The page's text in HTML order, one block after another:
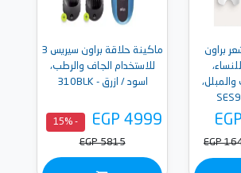
براون
سيلك ابيل 9 للنساء،
والمبلل،
EGP
ماكينة حلاقة براون سيريس 3
للاستخدام الجاف والرطب،
اسود / ازرق - 310BLK
EGP 4999
- 15%
EGP 5815